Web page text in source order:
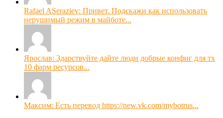
Rafael ASeraziev: Привет. Подскажи как использовать
нерушимый режим в майботе...
Ярослав: Здарствуйте дайте люди добрые конфиг для тх
10 фарм ресурсов...
Максим: Есть перевод https://new.vk.com/mybotrus...